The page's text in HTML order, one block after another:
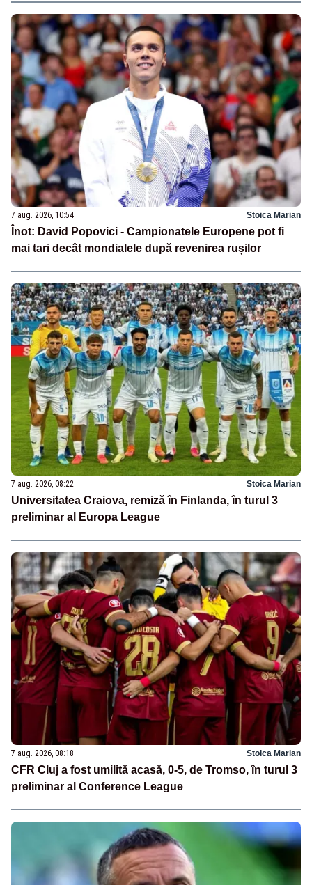
7 aug. 2026, 10:54 Stoica Marian
Înot: David Popovici - Campionatele Europene pot fi
mai tari decât mondialele după revenirea rușilor
7 aug. 2026, 08:22 Stoica Marian
Universitatea Craiova, remiză în Finlanda, în turul 3
preliminar al Europa League
7 aug. 2026, 08:18 Stoica Marian
CFR Cluj a fost umilită acasă, 0-5, de Tromso, în turul 3
preliminar al Conference League